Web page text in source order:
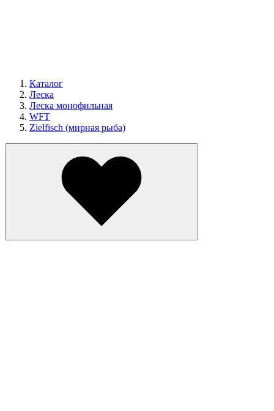
Каталог
Леска
Леска монофильная
WFT
Zielfisch (мирная рыба)